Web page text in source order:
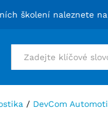
školení naleznete na
Vše
/ DevCom